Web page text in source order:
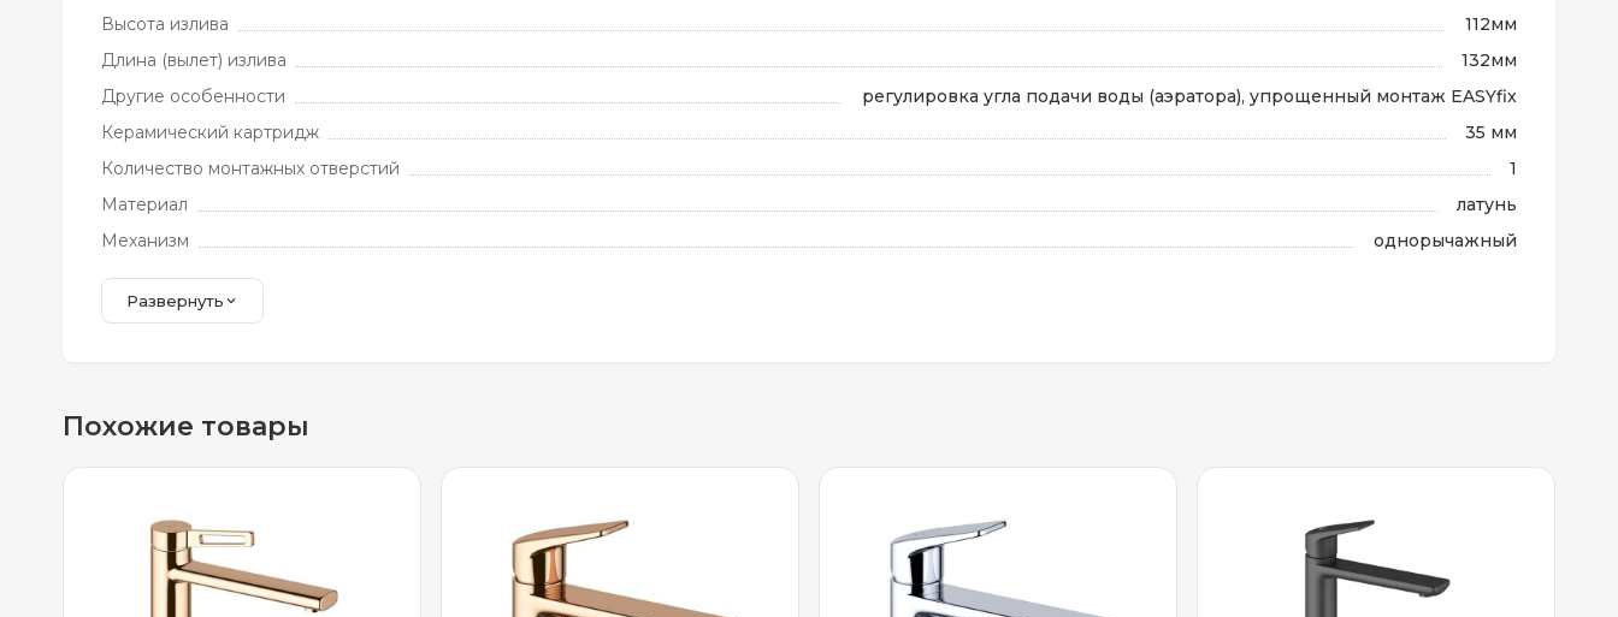
Высота излива
112мм
Длина (вылет) излива
132мм
Другие особенности
регулировка угла подачи воды (аэратора), упрощенный монтаж EASYfix
Керамический картридж
35 мм
Количество монтажных отверстий
1
Материал
латунь
Механизм
однорычажный
Развернуть
Похожие товары